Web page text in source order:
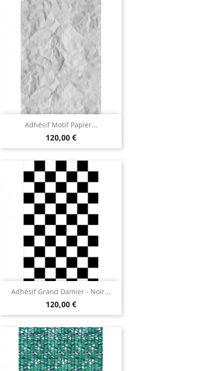
Adhésif Motif Papier...
120,00 €
Adhésif Grand Damier - Noir...
120,00 €